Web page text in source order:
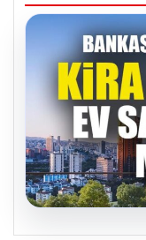
04.08.2026